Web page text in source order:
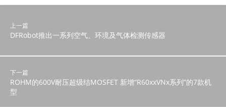
上一篇
DFRobot推出一系列空气、环境及气体检测传感器
下一篇
ROHM的600V耐压超级结MOSFET 新增“R60xxVNx系列”的7款机
型